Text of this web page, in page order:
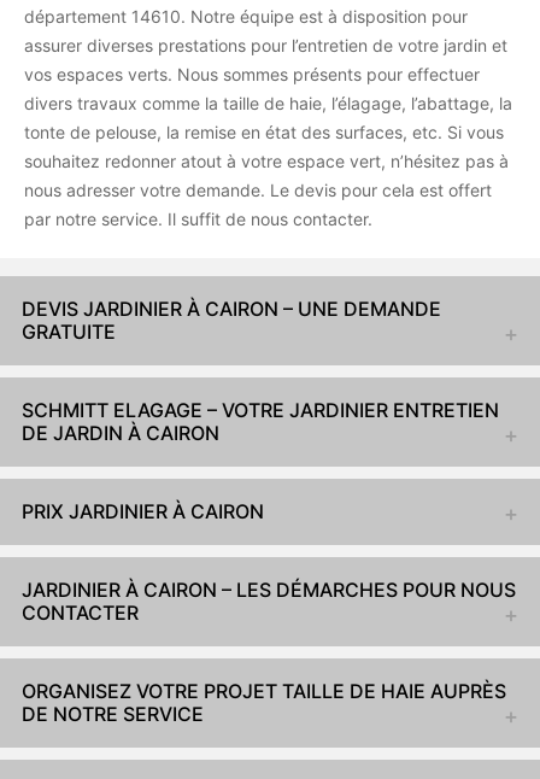
département 14610. Notre équipe est à disposition pour
assurer diverses prestations pour l’entretien de votre jardin et
vos espaces verts. Nous sommes présents pour effectuer
divers travaux comme la taille de haie, l’élagage, l’abattage, la
tonte de pelouse, la remise en état des surfaces, etc. Si vous
souhaitez redonner atout à votre espace vert, n’hésitez pas à
nous adresser votre demande. Le devis pour cela est offert
par notre service. Il suffit de nous contacter.
DEVIS JARDINIER À CAIRON – UNE DEMANDE
GRATUITE
SCHMITT ELAGAGE – VOTRE JARDINIER ENTRETIEN
DE JARDIN À CAIRON
PRIX JARDINIER À CAIRON
JARDINIER À CAIRON – LES DÉMARCHES POUR NOUS
CONTACTER
ORGANISEZ VOTRE PROJET TAILLE DE HAIE AUPRÈS
DE NOTRE SERVICE